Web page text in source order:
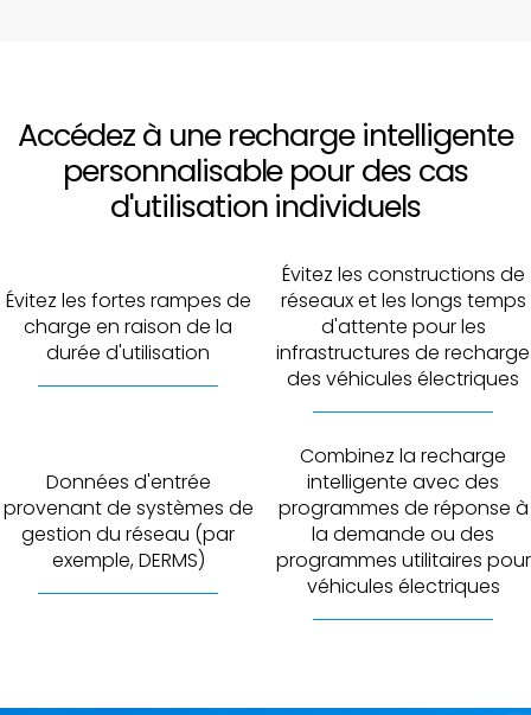
Accédez à une recharge intelligente
personnalisable pour des cas
d'utilisation individuels
Évitez les fortes rampes de
charge en raison de la
durée d'utilisation
Évitez les constructions de
réseaux et les longs temps
d'attente pour les
infrastructures de recharge
des véhicules électriques
Données d'entrée
provenant de systèmes de
gestion du réseau (par
exemple, DERMS)
Combinez la recharge
intelligente avec des
programmes de réponse à
la demande ou des
programmes utilitaires pour
véhicules électriques